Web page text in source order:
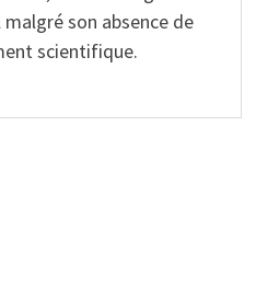
son absence de
scientifique.